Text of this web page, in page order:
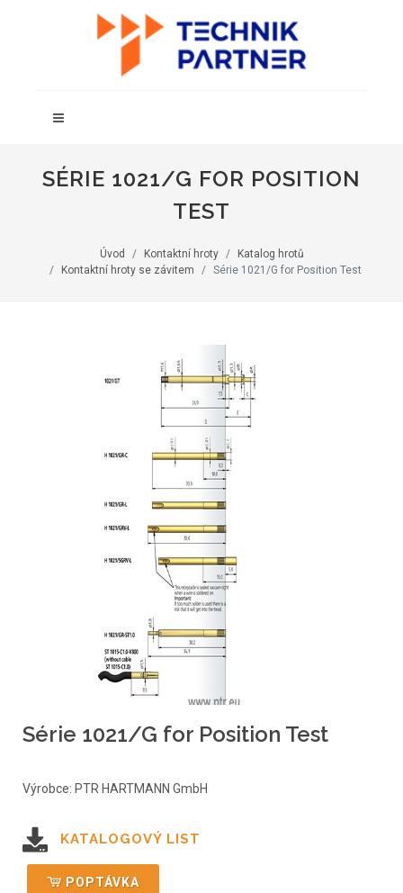
SÉRIE 1021/G FOR POSITION
TEST
Úvod Kontaktní hroty
Katalog hrotů
Kontaktní hroty se závitem
Série 1021/G for Position Test
Série 1021/G for Position Test
Výrobce: PTR HARTMANN GmbH
KATALOGOVÝ LIST
POPTÁVKA